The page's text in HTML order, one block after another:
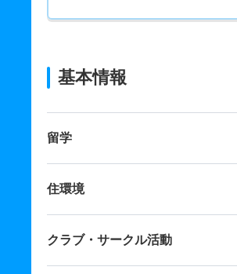
基本情報
留学
住環境
クラブ・サークル活動